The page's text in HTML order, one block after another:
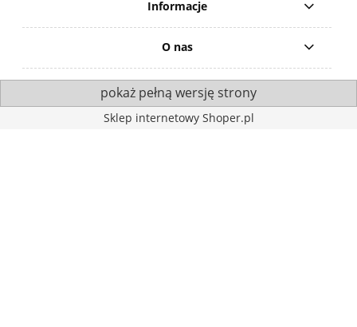
Informacje
O nas
pokaż pełną wersję strony
Sklep internetowy Shoper.pl